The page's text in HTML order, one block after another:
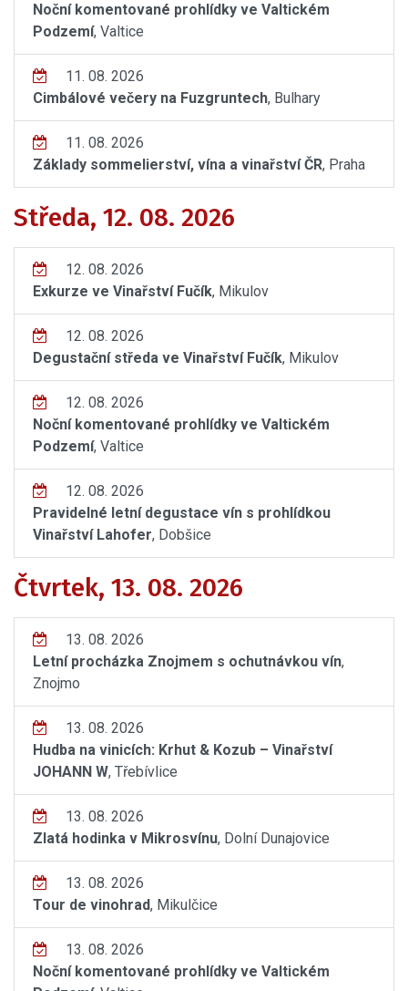
Noční komentované prohlídky ve Valtickém
Podzemí, Valtice
11. 08. 2026
Cimbálové večery na Fuzgruntech, Bulhary
11. 08. 2026
Základy sommelierství, vína a vinařství ČR, Praha
Středa, 12. 08. 2026
12. 08. 2026
Exkurze ve Vinařství Fučík, Mikulov
12. 08. 2026
Degustační středa ve Vinařství Fučík, Mikulov
12. 08. 2026
Noční komentované prohlídky ve Valtickém
Podzemí, Valtice
12. 08. 2026
Pravidelné letní degustace vín s prohlídkou
Vinařství Lahofer, Dobšice
Čtvrtek, 13. 08. 2026
13. 08. 2026
Letní procházka Znojmem s ochutnávkou vín,
Znojmo
13. 08. 2026
Hudba na vinicích: Krhut & Kozub – Vinařství
JOHANN W, Třebívlice
13. 08. 2026
Zlatá hodinka v Mikrosvínu, Dolní Dunajovice
13. 08. 2026
Tour de vinohrad, Mikulčice
13. 08. 2026
Noční komentované prohlídky ve Valtickém